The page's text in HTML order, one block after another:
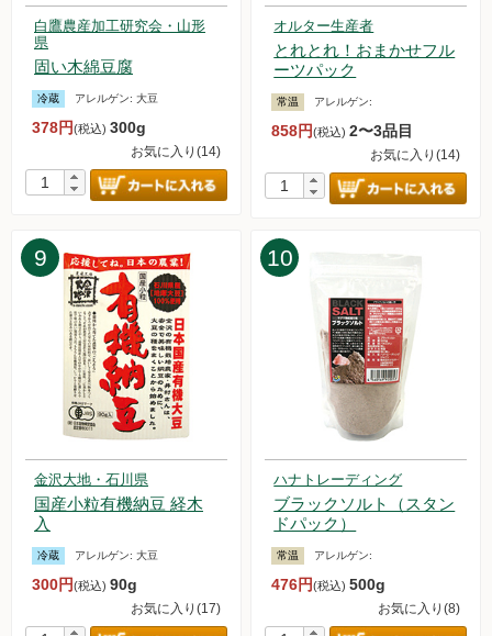
た。
2024.11.1【毎週土曜日更新！】品ものアイテムを更新しまし
た。
2024.10.26【毎週土曜日更新！】品ものアイテムを更新しま
した。
2024.10.19【毎週土曜日更新！】品ものアイテムを更新しま
した。
2024.10.12【毎週土曜日更新！】品ものアイテムを更新しま
2024.10.5【毎週土曜日更新！】品ものアイテムを更新しまし
た。
2024.9.28【毎週土曜日更新！】品ものアイテムを更新しまし
2024.9.21【毎週土曜日更新！】品ものアイテムを更新しまし
2024.9.14【毎週土曜日更新！】品ものアイテムを更新しまし
2024.9.7【毎週土曜日更新！】品ものアイテムを更新しまし
た。
2024.8.31【毎週土曜日更新！】品ものアイテムを更新しまし
た。
2024.8.26 台風10号の影響によるお届け遅延の可能性について
2024.8.24【毎週土曜日更新！】品ものアイテムを更新しまし
た。
2024.8.17【毎週土曜日更新！】品ものアイテムを更新しまし
た。
白鷹農産加工研究会・山形
県
固い木綿豆腐
冷蔵 アレルゲン: 大豆
378円(税込) 300g
お気に入り(14)
オルター生産者
とれとれ！おまかせフル
ーツパック
常温 アレルゲン:
858円(税込)2〜3品目
お気に入り(14)
9
金沢大地・石川県
国産小粒有機納豆 経木
入
冷蔵 アレルゲン: 大豆
300円(税込) 90g
お気に入り(17)
10
ハナトレーディング
ブラックソルト（スタン
ドパック）
常温 アレルゲン:
476円(税込)500g
お気に入り(8)